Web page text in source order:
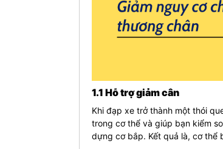
1.1 Hỗ trợ giảm cân
Khi đạp xe trở thành một thói
trong cơ thể và giúp bạn kiểm
dựng cơ bắp. Kết quả là, cơ thể